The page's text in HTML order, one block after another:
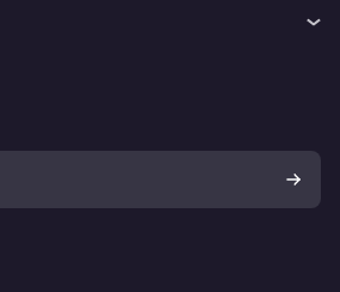
Dein Widerrufsrecht